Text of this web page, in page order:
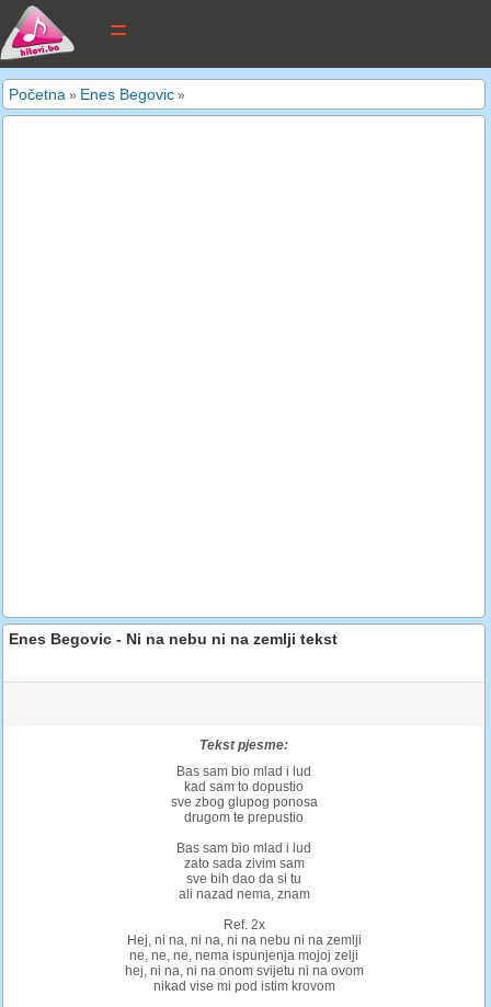
tekstovi pjesama
Početna » Enes Begovic »
Enes Begovic - Ni na nebu ni na zemlji tekst
Tekst pjesme:
Bas sam bio mlad i lud
kad sam to dopustio
sve zbog glupog ponosa
drugom te prepustio
Bas sam bio mlad i lud
zato sada zivim sam
sve bih dao da si tu
ali nazad nema, znam
Ref. 2x
Hej, ni na, ni na, ni na nebu ni na zemlji
ne, ne, ne, nema ispunjenja mojoj zelji
hej, ni na, ni na onom svijetu ni na ovom
nikad vise mi pod istim krovom